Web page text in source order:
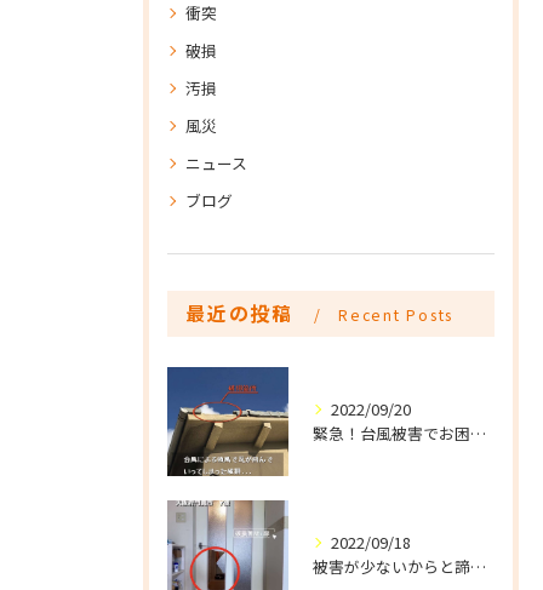
衝突
破損
汚損
風災
ニュース
ブログ
最近の投稿 Recent Posts
2022/09/20
緊急！台風被害でお困りの方はご連絡下さい
2022/09/18
被害が少ないからと諦めていませんか？細かな破損でも火災保険は活用できます